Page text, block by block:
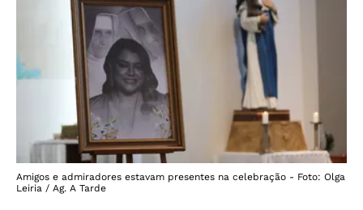
Amigos e admiradores estavam presentes na celebração - Foto: Olga
Leiria / Ag. A Tarde